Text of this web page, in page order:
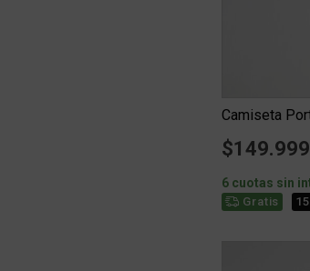
Camiseta
$149.999
6 cuotas sin
Gratis